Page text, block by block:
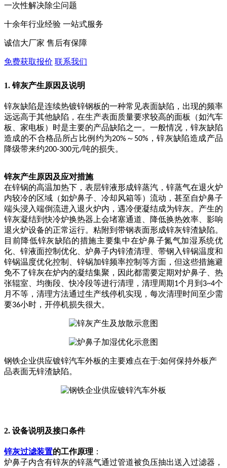
一次性解决除尘问题
十余年行业经验 一站式服务
诚信大厂家 售后有保障
免费获取报价 联系我们
1. 锌灰产生原因及说明
锌灰缺陷是连续热镀锌钢板的一种常见表面缺陷，出现的频率
远远高于其他缺陷，在生产表面质量要求较高的面板（如汽车
板、家电板）时是主要的产品缺陷之一。一般情况，锌灰缺陷
造成的不合格品所占比例约为20% ～ 50% ，锌灰缺陷造成产品
降级带来约200-300元/吨的损失。
锌灰产生原因及应对措施
在锌锅的高温加热下，表层锌液形成锌蒸汽，锌蒸气在退火炉
内较冷的区域（如炉鼻子、冷却风箱等）流动，甚至自炉鼻子
端头浸入端倒流进入退火炉内，遇冷便凝结成为锌灰。产生的
锌灰凝结到快冷炉换热器上会堵塞通道、降低换热效率、影响
退火炉设备的正常运行。粘附到带钢表面形成锌灰锌渣缺陷。
目前降低锌灰缺陷的措施主要集中在炉鼻子氮气加湿系统优
化、锌液面控制优化、炉鼻子内锌渣清理、带钢入锌锅温度和
锌锅温度优化控制、锌锅加锌频率控制等方面，但这些措施避
免不了锌灰在炉内的凝结集聚，因此都需要定期对炉鼻子、热
张辊室、均衡段、快冷段等进行清理，清理周期1个月到 3~4个
月不等，清理方法通过生产线停机实现，每次清理时间至少需
要36小时，开停机损失很大。
钢铁企业供应镀锌汽车外板的主要难点在于:如何保持外板产
品表面无锌渣缺陷。
2. 设备说明及接口条件
锌灰过滤装置的工作原理 ：
炉鼻子内含有锌灰的锌蒸气通过管道被负压抽出送入过滤器，